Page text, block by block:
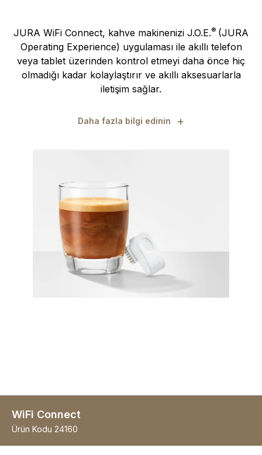
JURA WiFi Connect, kahve makinenizi J.O.E.® (JURA
Operating Experience) uygulaması ile akıllı telefon
veya tablet üzerinden kontrol etmeyi daha önce hiç
olmadığı kadar kolaylaştırır ve akıllı aksesuarlarla
iletişim sağlar.
Daha fazla bilgi edinin +
WiFi Connect
Ürün Kodu 24160